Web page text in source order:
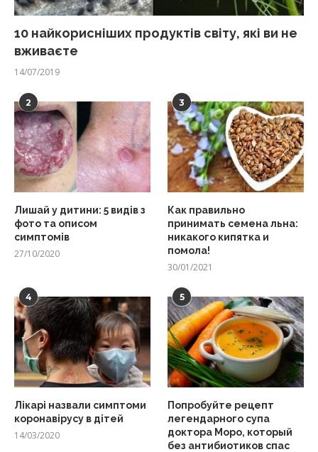
10 найкорисніших продуктів світу, які ви не
вживаєте
14/07/2019
2
Лишай у дитини: 5 видів з
фото та описом
симптомів
27/10/2020
3
Как правильно
принимать семена льна:
никакого кипятка и
помола!
30/01/2021
4
Лікарі назвали симптоми
коронавірусу в дітей
14/03/2020
5
Попробуйте рецепт
легендарного супа
доктора Моро, который
без антибиотиков спас